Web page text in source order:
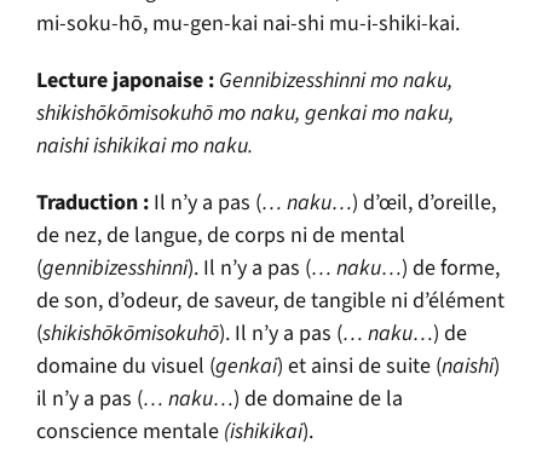
mi-soku-hō, mu-gen-kai nai-shi mu-i-shiki-kai.
Lecture japonaise : Gennibizesshinni mo naku,
shikishōkōmisokuhō mo naku, genkai mo naku,
naishi ishikikai mo naku.
Traduction : Il n’y a pas (… naku…) d’œil, d’oreille,
de nez, de langue, de corps ni de mental
(gennibizesshinni). Il n’y a pas (… naku…) de forme,
de son, d’odeur, de saveur, de tangible ni d’élément
(shikishōkōmisokuhō). Il n’y a pas (… naku…) de
domaine du visuel (genkai) et ainsi de suite (naishi)
il n’y a pas (… naku…) de domaine de la
conscience mentale (ishikikai).